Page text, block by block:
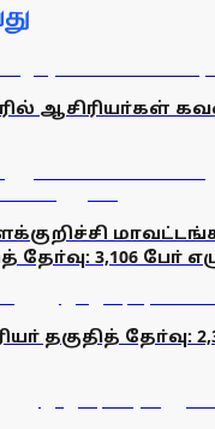
ஆசிரியா்கள்
தோ்வு: 3,106 போ்
தகுதித் தோ்வு: